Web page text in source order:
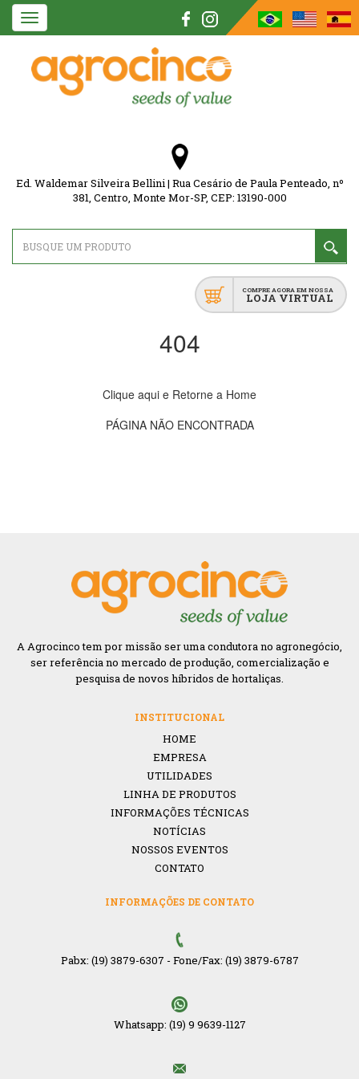
Toggle
navigation
Ed. Waldemar Silveira Bellini | Rua Cesário de Paula Penteado, nº
381, Centro, Monte Mor-SP, CEP: 13190-000
COMPRE AGORA EM NOSSA
LOJA VIRTUAL
404
Clique aqui e Retorne a Home
PÁGINA NÃO ENCONTRADA
A Agrocinco tem por missão ser uma condutora no agronegócio,
ser referência no mercado de produção, comercialização e
pesquisa de novos híbridos de hortaliças.
INSTITUCIONAL
HOME
EMPRESA
UTILIDADES
LINHA DE PRODUTOS
INFORMAÇÕES TÉCNICAS
NOTÍCIAS
NOSSOS EVENTOS
CONTATO
INFORMAÇÕES DE CONTATO
Pabx: (19) 3879-6307 - Fone/Fax: (19) 3879-6787
Whatsapp: (19) 9 9639-1127